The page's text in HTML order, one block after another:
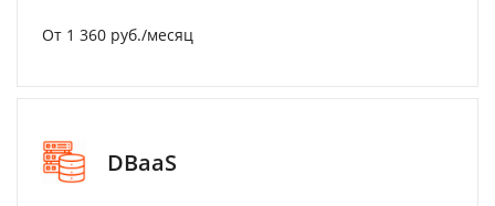
От 1 360 руб./месяц
DBaaS